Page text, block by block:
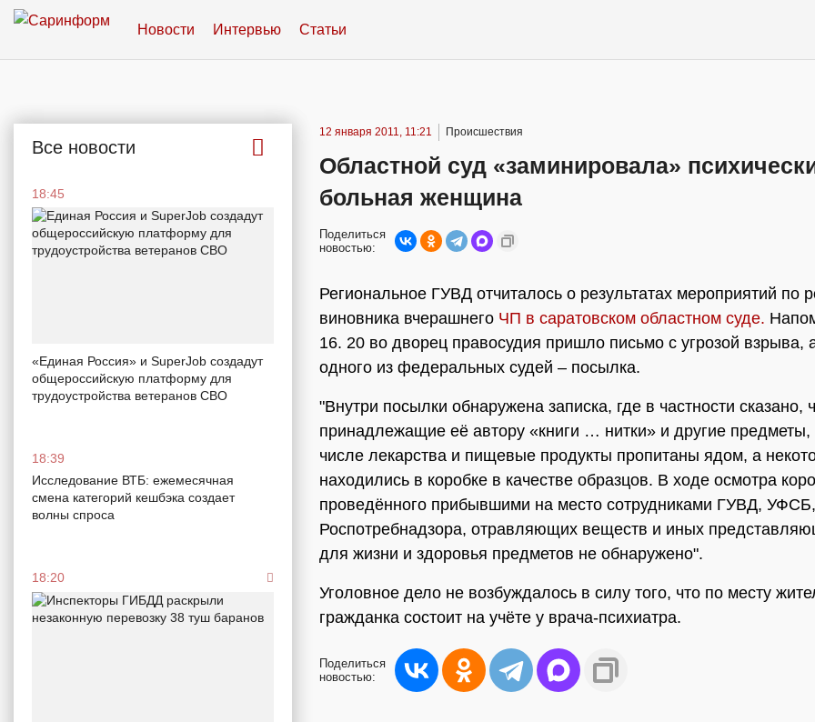
Новости Интервью Статьи
Все новости
18:45
«Единая Россия» и SuperJob создадут
общероссийскую платформу для
трудоустройства ветеранов СВО
18:39
Исследование ВТБ: ежемесячная
смена категорий кешбэка создает
волны спроса
18:20
12 января 2011, 11:21 Происшествия
Областной суд «заминировала»
больная женщина
Поделиться
новостью:
Региональное ГУВД отчиталось о результатах мероприятий по
виновника вчерашнего ЧП в саратовском областном суде.
16. 20 во дворец правосудия пришло письмо с угрозой взрыва,
одного из федеральных судей – посылка.
"Внутри посылки обнаружена записка, где в частности сказано,
принадлежащие её автору «книги … нитки» и другие предметы,
числе лекарства и пищевые продукты пропитаны ядом, а
находились в коробке в качестве образцов. В ходе осмотра
проведённого прибывшими на место сотрудниками ГУВД,
Роспотребнадзора, отравляющих веществ и иных
для жизни и здоровья предметов не обнаружено".
Уголовное дело не возбуждалось в силу того, что по месту
гражданка состоит на учёте у врача-психиатра.
Поделиться
новостью: